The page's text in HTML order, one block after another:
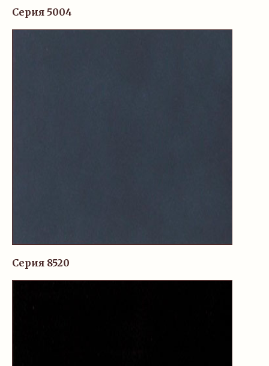
Серия 5004
Серия 8520